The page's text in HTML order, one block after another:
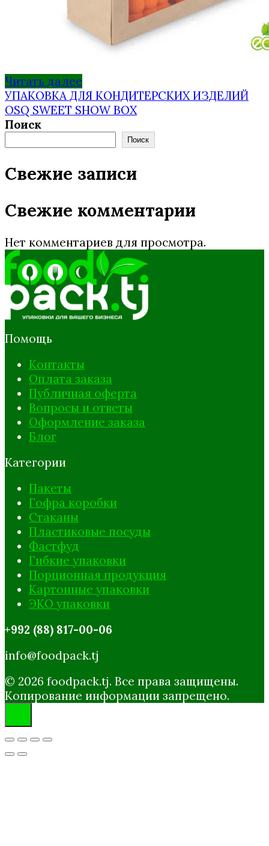
Читать далее
УПАКОВКА ДЛЯ КОНДИТЕРСКИХ ИЗДЕЛИЙ
OSQ SWEET SHOW BOX
Поиск
Поиск
Свежие записи
Свежие комментарии
Нет комментариев для просмотра.
Помощь
Контакты
Оплата заказа
Публичная оферта
Вопросы и ответы
Оформление заказа
Блог
Категории
Пакеты
Гофра коробки
Стаканы
Пластиковые посуды
Фастфуд
Гибкие упаковки
Порционная продукция
Картонные упаковки
ЭКО упаковки
+992 (88) 817-00-06
info@foodpack.tj
© 2026 foodpack.tj. Все права защищены.
Копирование информации запрещено.